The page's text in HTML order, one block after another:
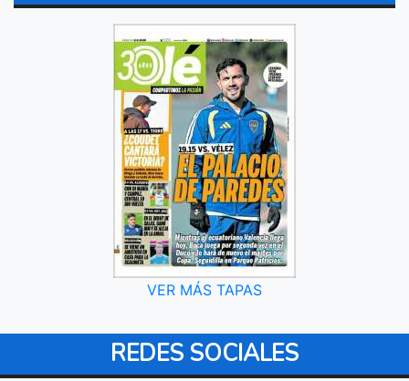
VER MÁS TAPAS
REDES SOCIALES